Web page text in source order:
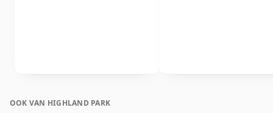
OOK VAN HIGHLAND PARK